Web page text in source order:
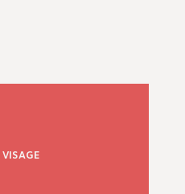
VISAGE